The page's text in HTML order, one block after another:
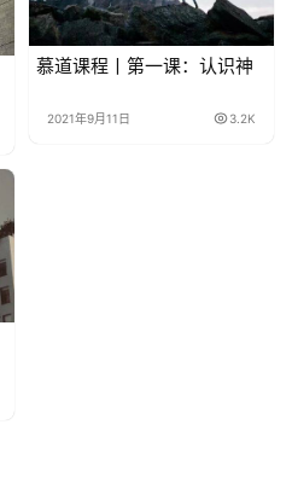
慕道课程丨第一课：认识神
2021年9月11日 3.2K